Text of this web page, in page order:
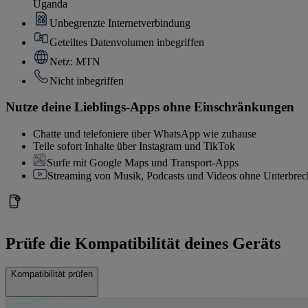
Uganda
Unbegrenzte Internetverbindung
Geteiltes Datenvolumen inbegriffen
Netz: MTN
Nicht inbegriffen
Nutze deine Lieblings-Apps ohne Einschränkungen
Chatte und telefoniere über WhatsApp wie zuhause
Teile sofort Inhalte über Instagram und TikTok
Surfe mit Google Maps und Transport-Apps
Streaming von Musik, Podcasts und Videos ohne
Prüfe die Kompatibilität deines Geräts
Kompatibilität prüfen